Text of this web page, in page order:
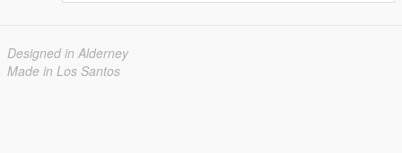
Designed in Alderney
Made in Los Santos